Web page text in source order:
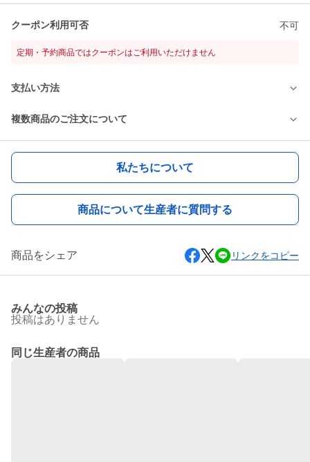
クーポン利用可否 不可
定期・予約商品ではクーポンはご利用いただけません
支払い方法
複数商品のご注文について
私たちについて
商品について生産者に質問する
商品をシェア リンクをコピー
みんなの投稿
投稿はありません
同じ生産者の商品